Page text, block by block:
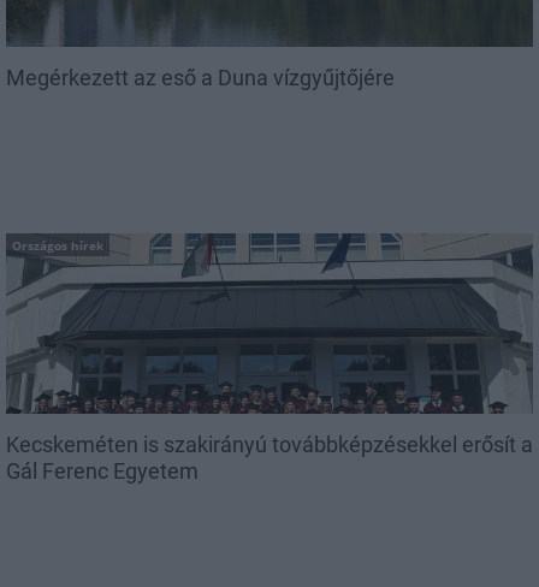
Megérkezett az eső a Duna vízgyűjtőjére
Országos hírek
Kecskeméten is szakirányú továbbképzésekkel erősít a
Gál Ferenc Egyetem